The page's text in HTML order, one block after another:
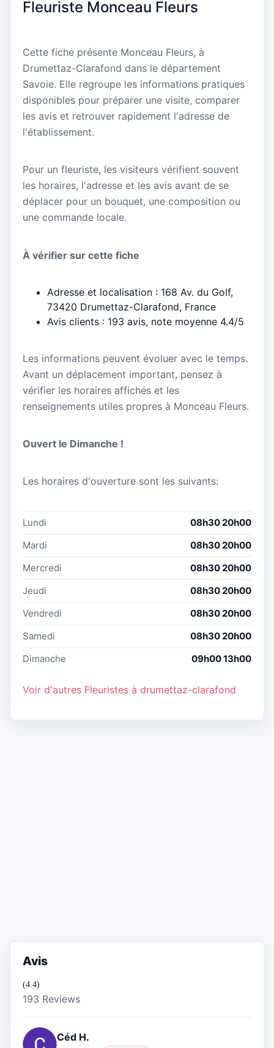
Fleuriste Monceau Fleurs
Cette fiche présente Monceau Fleurs, à
Drumettaz-Clarafond dans le département
Savoie. Elle regroupe les informations pratiques
disponibles pour préparer une visite, comparer
les avis et retrouver rapidement l'adresse de
l'établissement.
Pour un fleuriste, les visiteurs vérifient souvent
les horaires, l'adresse et les avis avant de se
déplacer pour un bouquet, une composition ou
une commande locale.
À vérifier sur cette fiche
Adresse et localisation : 168 Av. du Golf,
73420 Drumettaz-Clarafond, France
Avis clients : 193 avis, note moyenne 4.4/5
Les informations peuvent évoluer avec le temps.
Avant un déplacement important, pensez à
vérifier les horaires affichés et les
renseignements utiles propres à Monceau Fleurs.
Ouvert le Dimanche !
Les horaires d'ouverture sont les suivants:
Lundi
08h30 20h00
Mardi
08h30 20h00
Mercredi
08h30 20h00
Jeudi
08h30 20h00
Vendredi
08h30 20h00
Samedi
08h30 20h00
Dimanche
09h00 13h00
Voir d'autres Fleuristes à drumettaz-clarafond
Avis
(4.4)
193 Reviews
Céd H.